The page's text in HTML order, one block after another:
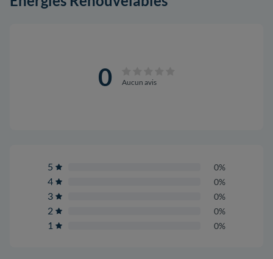
0 Aucun avis
5 0%
4 0%
3 0%
2 0%
1 0%